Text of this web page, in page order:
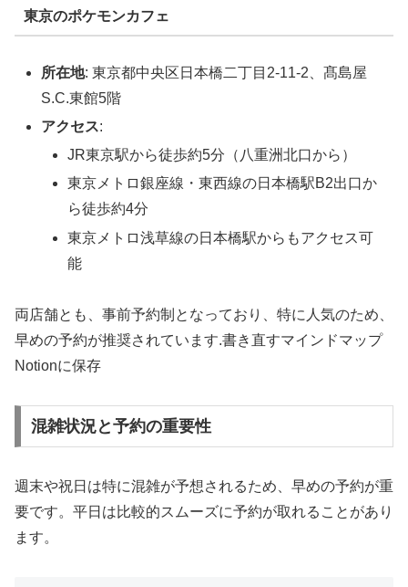
東京のポケモンカフェ
所在地: 東京都中央区日本橋二丁目2-11-2、髙島屋
S.C.東館5階
アクセス:
JR東京駅から徒歩約5分（八重洲北口から）
東京メトロ銀座線・東西線の日本橋駅B2出口か
ら徒歩約4分
東京メトロ浅草線の日本橋駅からもアクセス可
能
両店舗とも、事前予約制となっており、特に人気のため、
早めの予約が推奨されています.書き直すマインドマップ
Notionに保存
混雑状況と予約の重要性
週末や祝日は特に混雑が予想されるため、早めの予約が重
要です。平日は比較的スムーズに予約が取れることがあり
ます。